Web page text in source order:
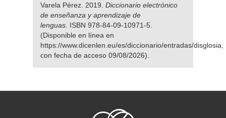
Varela Pérez. 2019. Diccionario electrónico
de enseñanza y aprendizaje de
lenguas. ISBN 978-84-09-10971-5.
(Disponible en línea en
https://www.dicenlen.eu/es/diccionario/entradas/disglosia,
con fecha de acceso 09/08/2026).